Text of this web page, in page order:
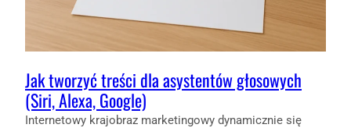
Jak tworzyć treści dla asystentów głosowych
(Siri, Alexa, Google)
Internetowy krajobraz marketingowy dynamicznie się